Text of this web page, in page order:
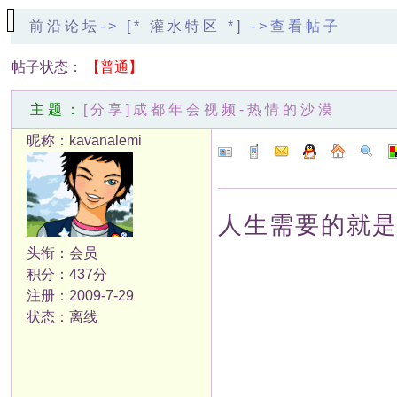
前沿论坛 -> [* 灌水特区 *] ->查看帖子
帖子状态： 【普通】
主题： [分享]成都年会视频-热情的沙漠
昵称：kavanalemi
头衔：会员
积分：437分
注册：2009-7-29
状态：离线
人生需要的就